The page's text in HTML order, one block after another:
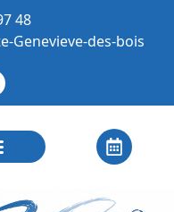
48
Genevieve-des-bois